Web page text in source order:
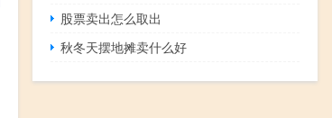
股票卖出怎么取出
秋冬天摆地摊卖什么好